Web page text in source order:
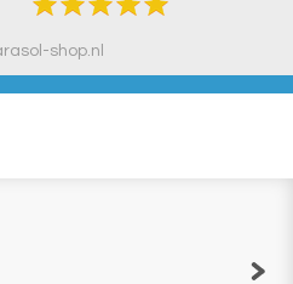
shop.nl